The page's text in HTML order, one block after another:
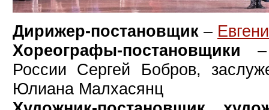
Дирижер-постановщик –
Хореографы-постановщики –
России Сергей Бобров,
Юлиана Малхасянц